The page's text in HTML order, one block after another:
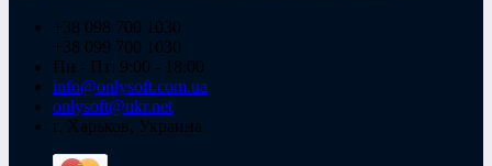
+38 098 700 1030
+38 099 700 1030
Пн - Пт: 9:00 - 18:00
info@onlysoft.com.ua
onlysoft@ukr.net
г. Харьков, Украина